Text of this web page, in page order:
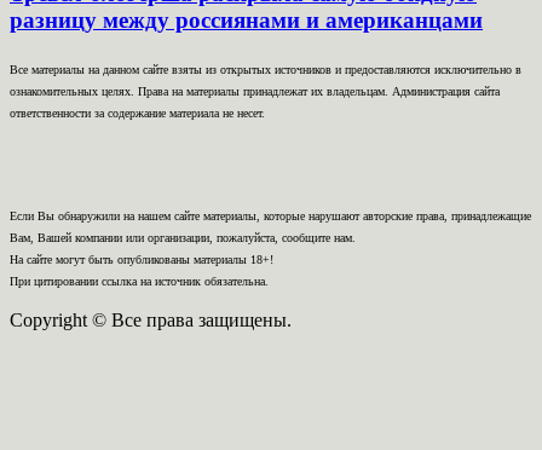
разницу между россиянами и американцами
Все материалы на данном сайте взяты из открытых источников и предоставляются исключительно в
ознакомительных целях. Права на материалы принадлежат их владельцам. Администрация сайта
ответственности за содержание материала не несет.
Если Вы обнаружили на нашем сайте материалы, которые нарушают авторские права, принадлежащие
Вам, Вашей компании или организации, пожалуйста, сообщите нам.
На сайте могут быть опубликованы материалы 18+!
При цитировании ссылка на источник обязательна.
Copyright © Все права защищены.